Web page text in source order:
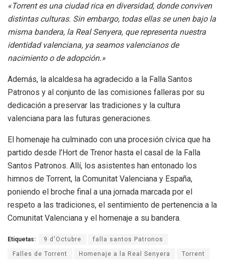
«Torrent es una ciudad rica en diversidad, donde conviven
distintas culturas. Sin embargo, todas ellas se unen bajo la
misma bandera, la Real Senyera, que representa nuestra
identidad valenciana, ya seamos valencianos de
nacimiento o de adopción.»
Además, la alcaldesa ha agradecido a la Falla Santos
Patronos y al conjunto de las comisiones falleras por su
dedicación a preservar las tradiciones y la cultura
valenciana para las futuras generaciones.
El homenaje ha culminado con una procesión cívica que ha
partido desde l’Hort de Trenor hasta el casal de la Falla
Santos Patronos. Allí, los asistentes han entonado los
himnos de Torrent, la Comunitat Valenciana y España,
poniendo el broche final a una jornada marcada por el
respeto a las tradiciones, el sentimiento de pertenencia a la
Comunitat Valenciana y el homenaje a su bandera.
Etiquetas: 9 d'Octubre falla santos Patronos
Falles de Torrent Homenaje a la Real Senyera Torrent